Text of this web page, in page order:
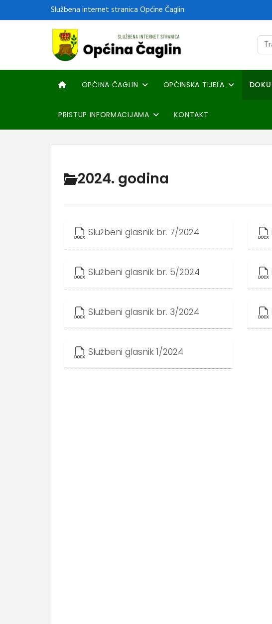
Službena internet stranica Općine Čaglin
OPĆINA ČAGLIN OPĆINSKA TIJELA
PRISTUP INFORMACIJAMA KONTAKT
2024. godina
Službeni glasnik br. 7/2024
Službeni glasnik br. 5/2024
Službeni glasnik br. 3/2024
Službeni glasnik 1/2024